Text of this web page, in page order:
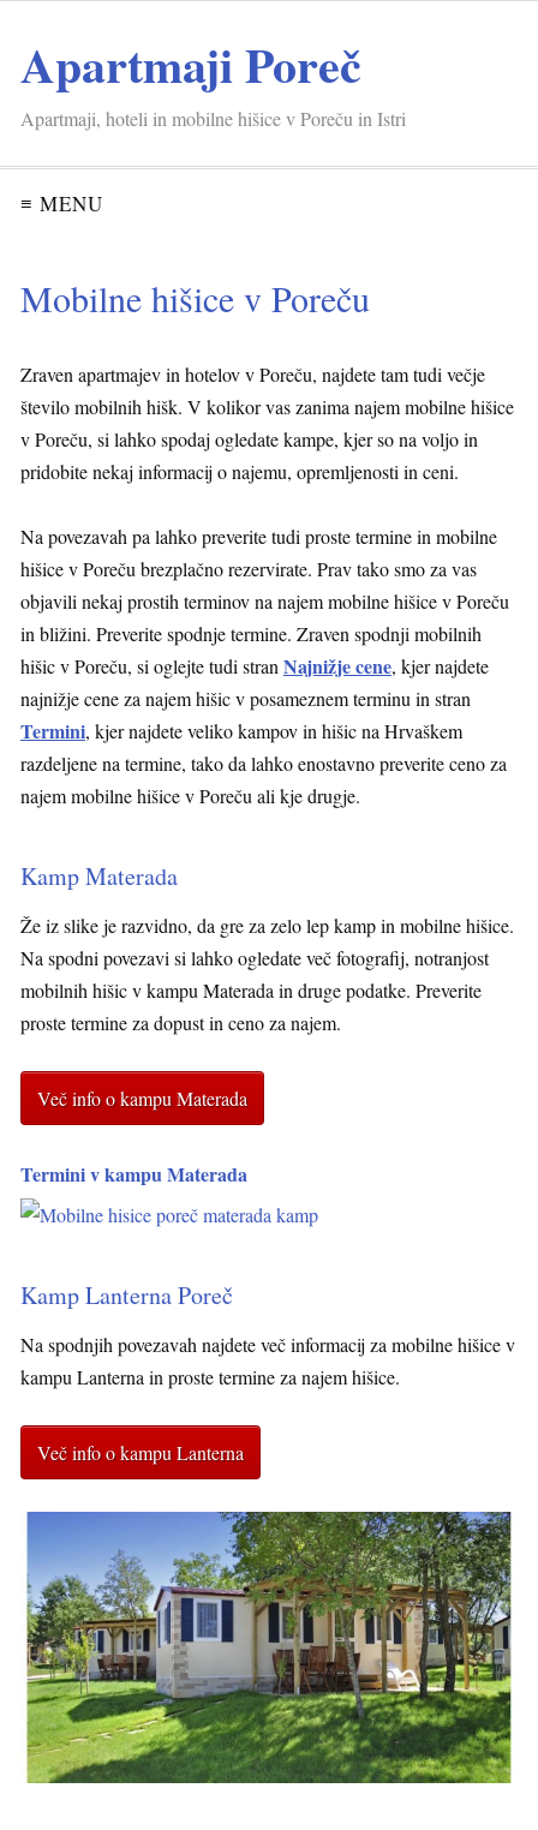
Apartmaji Poreč
Apartmaji, hoteli in mobilne hišice v Poreču in Istri
≡ MENU
Mobilne hišice v Poreču
Zraven apartmajev in hotelov v Poreču, najdete tam tudi večje
število mobilnih hišk. V kolikor vas zanima najem mobilne hišice
v Poreču, si lahko spodaj ogledate kampe, kjer so na voljo in
pridobite nekaj informacij o najemu, opremljenosti in ceni.
Na povezavah pa lahko preverite tudi proste termine in mobilne
hišice v Poreču brezplačno rezervirate. Prav tako smo za vas
objavili nekaj prostih terminov na najem mobilne hišice v Poreču
in bližini. Preverite spodnje termine. Zraven spodnji mobilnih
hišic v Poreču, si oglejte tudi stran Najnižje cene, kjer najdete
najnižje cene za najem hišic v posameznem terminu in stran
Termini, kjer najdete veliko kampov in hišic na Hrvaškem
razdeljene na termine, tako da lahko enostavno preverite ceno za
najem mobilne hišice v Poreču ali kje drugje.
Kamp Materada
Že iz slike je razvidno, da gre za zelo lep kamp in mobilne hišice.
Na spodni povezavi si lahko ogledate več fotografij, notranjost
mobilnih hišic v kampu Materada in druge podatke. Preverite
proste termine za dopust in ceno za najem.
Več info o kampu Materada
Termini v kampu Materada
Kamp Lanterna Poreč
Na spodnjih povezavah najdete več informacij za mobilne hišice v
kampu Lanterna in proste termine za najem hišice.
Več info o kampu Lanterna